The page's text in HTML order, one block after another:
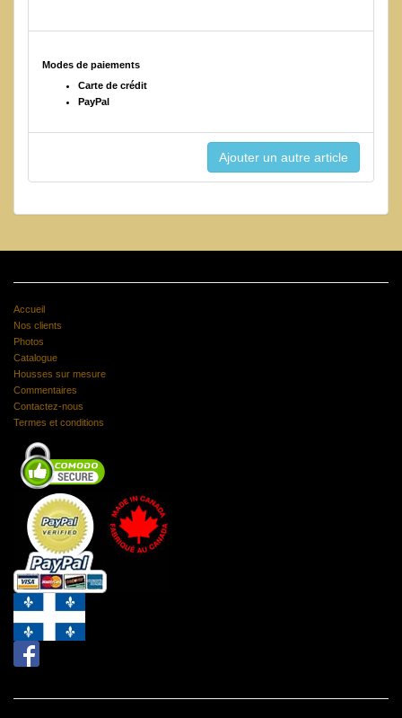
Modes de paiements
Carte de crédit
PayPal
Accueil
Nos clients
Photos
Catalogue
Housses sur mesure
Commentaires
Contactez-nous
Termes et conditions